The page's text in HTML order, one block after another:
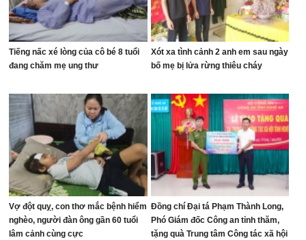
Tiếng nấc xé lòng của cô bé 8 tuổi
đang chăm mẹ ung thư
Xót xa tình cảnh 2 anh em sau ngày
bố mẹ bị lửa rừng thiêu cháy
Vợ đột quỵ, con thơ mắc bệnh hiểm
nghèo, người đàn ông gần 60 tuổi
lâm cảnh cùng cực
Đồng chí Đại tá Phạm Thành Long,
Phó Giám đốc Công an tỉnh thăm,
tặng quà Trung tâm Công tác xã hội